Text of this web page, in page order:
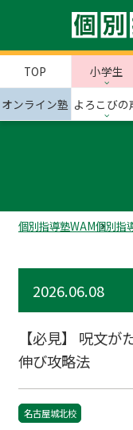
TOP 小学生
オンライン塾 よろこびの
個別指導塾WAM個別指
2026.06.08
【必見】 呪文
伸び攻略法
名古屋城北校